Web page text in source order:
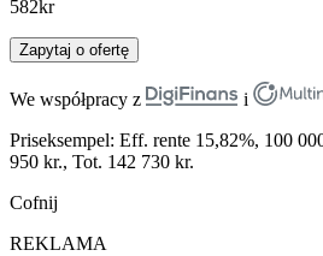
582kr
Zapytaj o ofertę
We współpracy z
i
Priseksempel: Eff. rente 15,82%, 100
950 kr., Tot. 142 730 kr.
Cofnij
REKLAMA